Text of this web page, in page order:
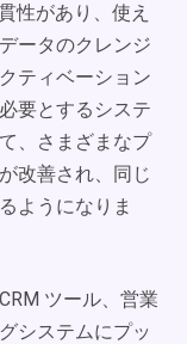
性があり、使え
ータのクレンジ
ティベーション
要とするシステ
、さまざまなプ
改善され、同じ
ようになりま
ツール、営業
システムにプッ